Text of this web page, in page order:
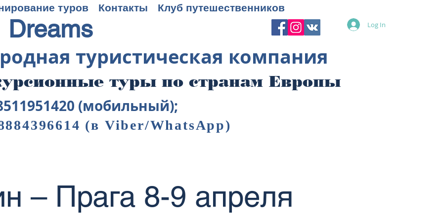
туров Контакты Клуб путешественников
Log In
туристическая компания
(мобильный);
(в Viber/WhatsApp)
туры по странам Европы
– Прага 8-9 апреля